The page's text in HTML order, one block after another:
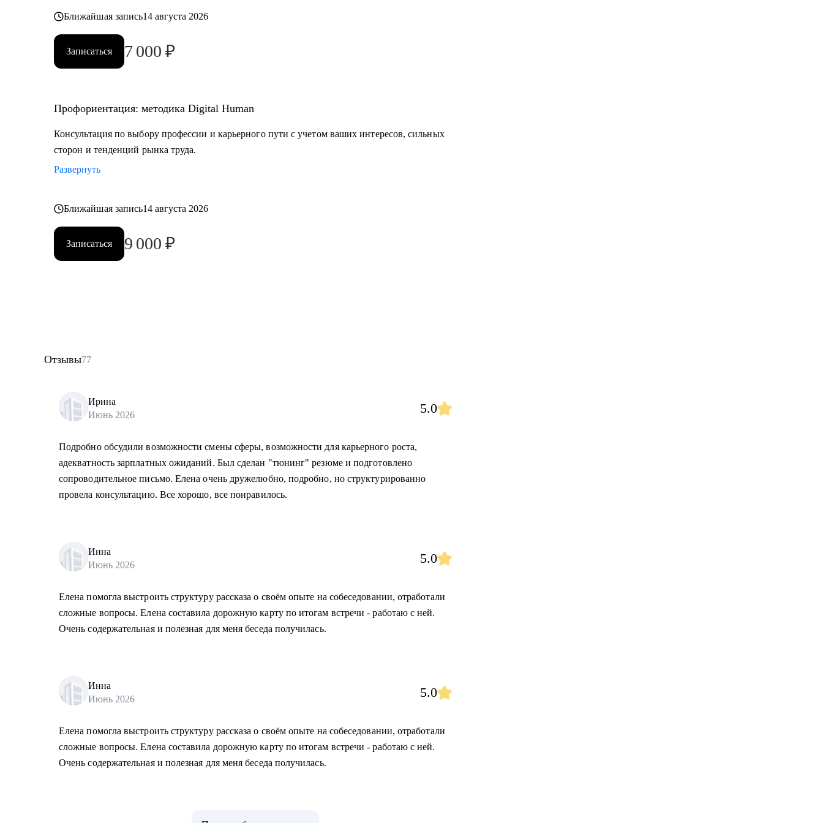
Постоянно повышаю квалификацию через тренинги по актуальным HR-технологиям и
Веду профильный канал, где делюсь практическими кейсами и аналитикой в сфере карьерного
Моя миссия — привести вас туда, где ваша деятельность приносит не только финансовый
Ближайшая запись14 августа 2026
Записаться 7 000 ₽
Профориентация: методика Digital Human
Консультация по выбору профессии и карьерного пути с учетом ваших интересов, сильных
сторон и тенденций рынка труда.
Развернуть
Ближайшая запись14 августа 2026
Записаться 9 000 ₽
Отзывы77
Ирина
Июнь 2026
5.0
Подробно обсудили возможности смены сферы, возможности для карьерного роста,
адекватность зарплатных ожиданий. Был сделан "тюнинг" резюме и подготовлено
сопроводительное письмо. Елена очень дружелюбно, подробно, но структурированно
провела консультацию. Все хорошо, все понравилось.
Инна
Июнь 2026
5.0
Елена помогла выстроить структуру рассказа о своём опыте на собеседовании, отработали
сложные вопросы. Елена составила дорожную карту по итогам встречи - работаю с ней.
Очень содержательная и полезная для меня беседа получилась.
Инна
Июнь 2026
5.0
Елена помогла выстроить структуру рассказа о своём опыте на собеседовании, отработали
сложные вопросы. Елена составила дорожную карту по итогам встречи - работаю с ней.
Очень содержательная и полезная для меня беседа получилась.